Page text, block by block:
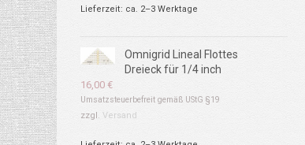
Lieferzeit: ca. 2–3 Werktage
Omnigrid Lineal Flottes
Dreieck für 1/4 inch
16,00 €
Umsatzsteuerbefreit gemäß UStG §19
zzgl. Versand